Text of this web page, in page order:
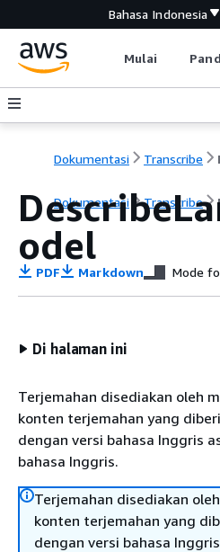
Bahasa Indonesia
Mulai
Dokumentasi Transcribe
Dokumentasi Transcribe
odel
PDF Markdown Mode
Di halaman ini
Terjemahan disediakan oleh
konten terjemahan yang
dengan versi bahasa Inggris
bahasa Inggris.
Terjemahan disediakan
konten terjemahan yang
dengan versi bahasa